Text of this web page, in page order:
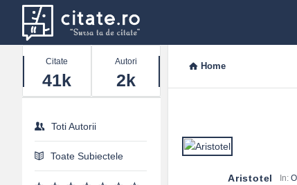
Home
Aristotel In:
Stats
Citate
41k
Autori
2k
Toti Autorii
Toate Subiectele